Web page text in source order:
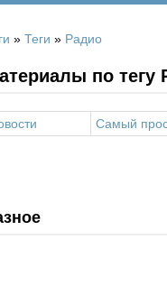
» Теги » Радио
по тегу
Самый